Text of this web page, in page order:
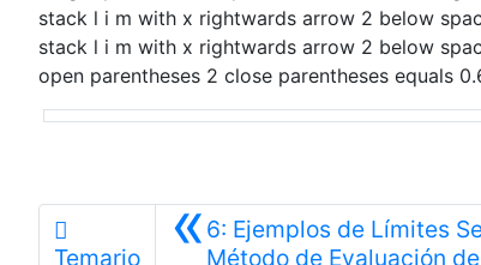
Temario «6: Ejemplos de Límites
Método de Evaluación